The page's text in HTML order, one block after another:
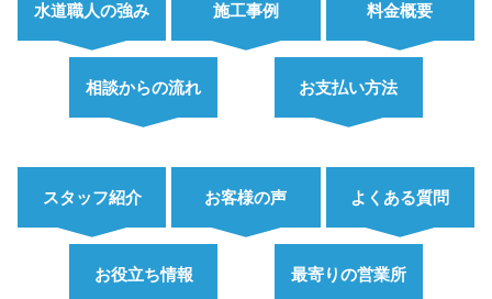
水道職人の強み 施工事例 料金概要
相談からの流れ お支払い方法
スタッフ紹介 お客様の声 よくある質問
お役立ち情報 最寄りの営業所